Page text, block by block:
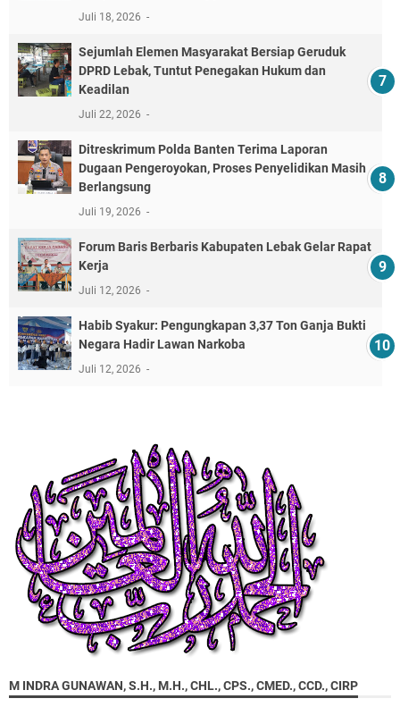
Juli 18, 2026
Sejumlah Elemen Masyarakat Bersiap Geruduk
DPRD Lebak, Tuntut Penegakan Hukum dan
Keadilan
Juli 22, 2026
Ditreskrimum Polda Banten Terima Laporan
Dugaan Pengeroyokan, Proses Penyelidikan Masih
Berlangsung
Juli 19, 2026
Forum Baris Berbaris Kabupaten Lebak Gelar Rapat
Kerja
Juli 12, 2026
​Habib Syakur: Pengungkapan 3,37 Ton Ganja Bukti
Negara Hadir Lawan Narkoba
Juli 12, 2026
M INDRA GUNAWAN, S.H., M.H., CHL., CPS., CMED., CCD., CIRP